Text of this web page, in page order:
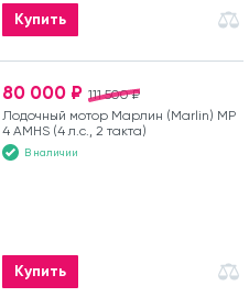
Купить
111 500 ₽
80 000 ₽
Лодочный мотор Марлин (Marlin) MP
4 AMHS (4 л.с., 2 такта)
В наличии
Купить